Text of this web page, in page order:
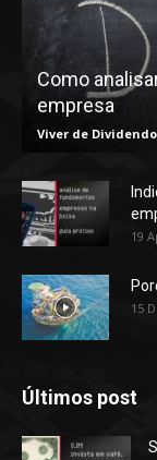
Como
empresa
Viver de
19
15
Últimos post